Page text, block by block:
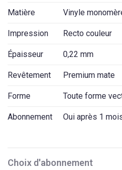
Matière Vinyle
Impression Recto couleur
Épaisseur 0,22 mm
Revêtement Premium mate
Forme Toute forme
Abonnement Oui après 1
Choix d'abonnement